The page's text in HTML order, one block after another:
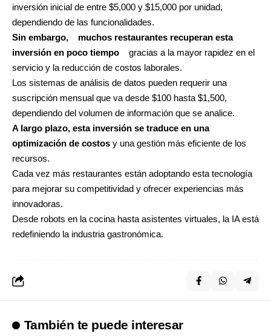
inversión inicial de entre $5,000 y $15,000 por unidad,
dependiendo de las funcionalidades.
Sin embargo,
muchos restaurantes recuperan esta
inversión en poco tiempo
gracias a la mayor rapidez en el
servicio y la reducción de costos laborales.
Los sistemas de análisis de datos pueden requerir una
suscripción mensual que va desde $100 hasta $1,500,
dependiendo del volumen de información que se analice.
A largo plazo, esta inversión se traduce en una
optimización de costos y una gestión más eficiente de los
recursos.
Cada vez más restaurantes están adoptando esta tecnología
para mejorar su competitividad y ofrecer experiencias más
innovadoras.
Desde robots en la cocina hasta asistentes virtuales, la IA está
redefiniendo la industria gastronómica.
También te puede interesar